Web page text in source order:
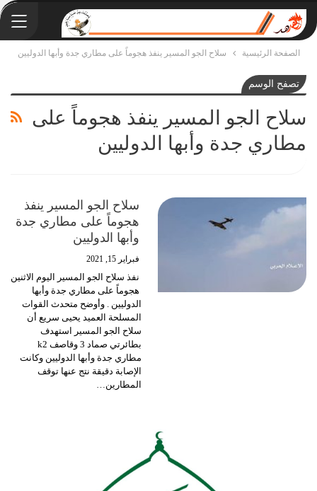
الصفحة الرئيسية سلاح الجو المسير ينفذ هجوماً على مطاري جدة وأبها الدوليين
تصفح الوسم
سلاح الجو المسير ينفذ هجوماً على
مطاري جدة وأبها الدوليين
سلاح الجو المسير ينفذ
هجوماً على مطاري جدة
وأبها الدوليين
فبراير 15, 2021
نفذ سلاح الجو المسير اليوم الاثنين
هجوماً على مطاري جدة وأبها
الدوليين . وأوضح متحدث القوات
المسلحة العميد يحيى سريع أن
سلاح الجو المسير استهدف
بطائرتي صماد 3 وقاصف k2
مطاري جدة وأبها الدوليين وكانت
الإصابة دقيقة نتج عنها توقف
المطارين…